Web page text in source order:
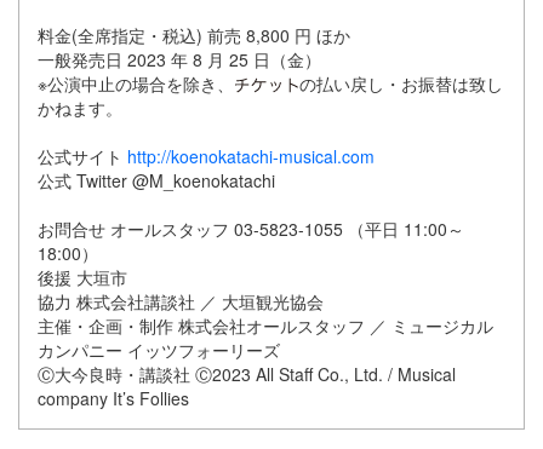
料金(全席指定・税込) 前売 8,800 円 ほか
一般発売日 2023 年 8 月 25 日（金）
※公演中止の場合を除き、
の払い戻し・お振替は致し
かねます。
公式サイト http://koenokatachi-musical.com
公式 Twitter @M_koenokatachi
お問合せ オールスタッフ 03-5823-1055 （平日 11:00～
18:00）
後援 大垣市
協力 株式会社講談社 ／ 大垣観光協会
主催・企画・制作 株式会社オールスタッフ ／ ミュージカル
カンパニー イッツフォーリーズ
Ⓒ大今良時・講談社 Ⓒ2023 All Staff Co., Ltd. / Musical
company It’s Follies